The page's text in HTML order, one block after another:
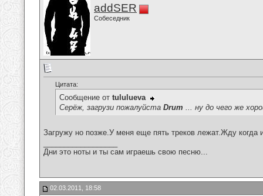
addSER
Собеседник
Цитата:
Сообщение от tululueva
Серёж, загрузи пожалуйста Drum ... ну до чего же
Загружу но позже.У меня еще пять треков лежат.Жду когда
Дни это ноты и ты сам играешь свою песню...
02.03.2011, 18:58